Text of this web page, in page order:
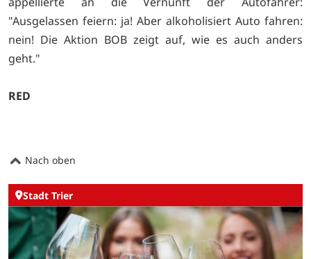
"Ausgelassen feiern: ja! Aber alkoholisiert Auto fahren:
nein! Die Aktion BOB zeigt auf, wie es auch anders
geht."
RED
Nach oben
Stadt Trier